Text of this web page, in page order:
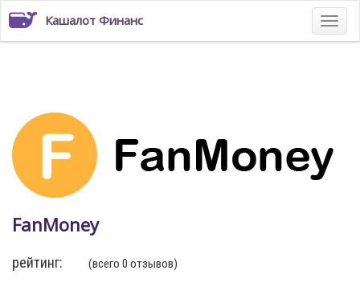
Кашалот Финанс
FanMoney
рейтинг: (всего 0 отзывов)